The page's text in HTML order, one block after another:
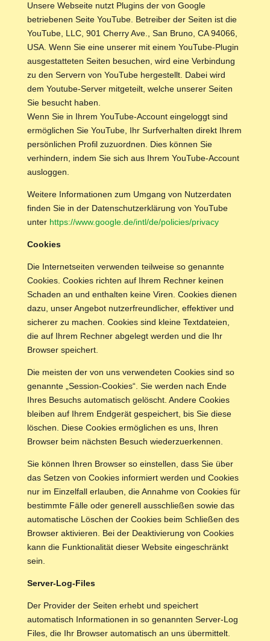
Unsere Webseite nutzt Plugins der von Google
betriebenen Seite YouTube. Betreiber der Seiten ist die
YouTube, LLC, 901 Cherry Ave., San Bruno, CA 94066,
USA. Wenn Sie eine unserer mit einem YouTube-Plugin
ausgestatteten Seiten besuchen, wird eine Verbindung
zu den Servern von YouTube hergestellt. Dabei wird
dem Youtube-Server mitgeteilt, welche unserer Seiten
Sie besucht haben.
Wenn Sie in Ihrem YouTube-Account eingeloggt sind
ermöglichen Sie YouTube, Ihr Surfverhalten direkt Ihrem
persönlichen Profil zuzuordnen. Dies können Sie
verhindern, indem Sie sich aus Ihrem YouTube-Account
ausloggen.
Weitere Informationen zum Umgang von Nutzerdaten
finden Sie in der Datenschutzerklärung von YouTube
unter https://www.google.de/intl/de/policies/privacy
Cookies
Die Internetseiten verwenden teilweise so genannte
Cookies. Cookies richten auf Ihrem Rechner keinen
Schaden an und enthalten keine Viren. Cookies dienen
dazu, unser Angebot nutzerfreundlicher, effektiver und
sicherer zu machen. Cookies sind kleine Textdateien,
die auf Ihrem Rechner abgelegt werden und die Ihr
Browser speichert.
Die meisten der von uns verwendeten Cookies sind so
genannte „Session-Cookies“. Sie werden nach Ende
Ihres Besuchs automatisch gelöscht. Andere Cookies
bleiben auf Ihrem Endgerät gespeichert, bis Sie diese
löschen. Diese Cookies ermöglichen es uns, Ihren
Browser beim nächsten Besuch wiederzuerkennen.
Sie können Ihren Browser so einstellen, dass Sie über
das Setzen von Cookies informiert werden und Cookies
nur im Einzelfall erlauben, die Annahme von Cookies für
bestimmte Fälle oder generell ausschließen sowie das
automatische Löschen der Cookies beim Schließen des
Browser aktivieren. Bei der Deaktivierung von Cookies
kann die Funktionalität dieser Website eingeschränkt
sein.
Server-Log-Files
Der Provider der Seiten erhebt und speichert
automatisch Informationen in so genannten Server-Log
Files, die Ihr Browser automatisch an uns übermittelt.